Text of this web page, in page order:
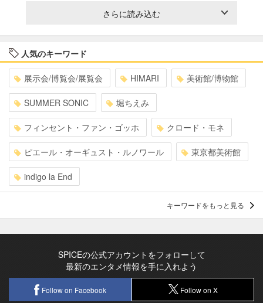
さらに読み込む
人気のキーワード
展示会/博覧会/展覧会 HIMARI 美術館/博物館
SUMMER SONIC 堀ちえみ
フィンセント・ファン・ゴッホ クロード・モネ
ピエール・オーギュスト・ルノワール 東京都美術館
indigo la End
キーワードをもっと見る
SPICEの公式アカウントをフォローして
最新のエンタメ情報を手に入れよう
Follow on Facebook Follow on X